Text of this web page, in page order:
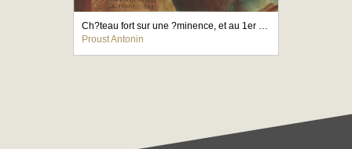
Ch?teau fort sur une ?minence, et au 1er plan, deux personnages sur une colline
Proust Antonin